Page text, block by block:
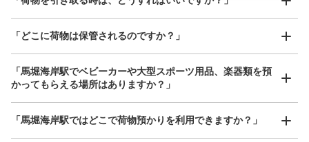
「どこに荷物は保管されるのですか？」
「馬堀海岸駅でベビーカーや大型スポーツ用品、楽器類を預
かってもらえる場所はありますか？」
「馬堀海岸駅ではどこで荷物預かりを利用できますか？」